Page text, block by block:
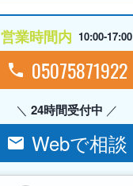
営業時間内 10:00-17:00
05075871922
24時間受付中
Webで相談